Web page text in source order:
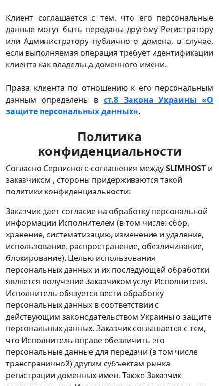
Клиент соглашается с тем, что его персональные
данные могут быть переданы другому Регистратору
или Администратору публичного домена, в случае,
если выполняемая операция требует идентификации
клиента как владельца доменного имени.
Права клиента по отношению к его персональным
данным определены в ст.8 Закона Украины «О
защите персональных данных».
Политика
конфиденциальности
Согласно Сервисного соглашения междуSLIMHOST и
заказчиком , стороны придерживаются такой
политики конфиденциальности:
Заказчик дает согласие на обработку персональной
информации Исполнителем (в том числе: сбор,
хранение, систематизацию, изменение и удаление,
использование, распространение, обезличивание,
блокирование). Целью использования
персональных данных и их последующей обработки
является получение Заказчиком услуг Исполнителя.
Исполнитель обязуется вести обработку
персональных данных в соответствии с
действующим законодательством Украины о защите
персональных данных. Заказчик соглашается с тем,
что Исполнитель вправе обезличить его
персональные данные для передачи (в том числе
трансграничной) другим субъектам рынка
регистрации доменных имен. Также Заказчик